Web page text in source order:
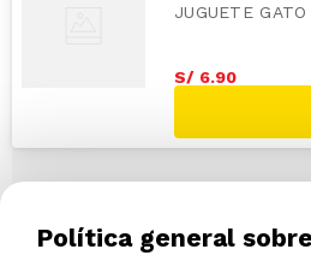
JUGUETE
S/ 6.90
Política general